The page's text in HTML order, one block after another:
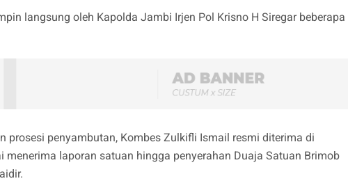
langsung oleh Kapolda Jambi Irjen Pol Krisno H Siregar beberapa
prosesi penyambutan, Kombes Zulkifli Ismail resmi diterima di
menerima laporan satuan hingga penyerahan Duaja Satuan Brimob